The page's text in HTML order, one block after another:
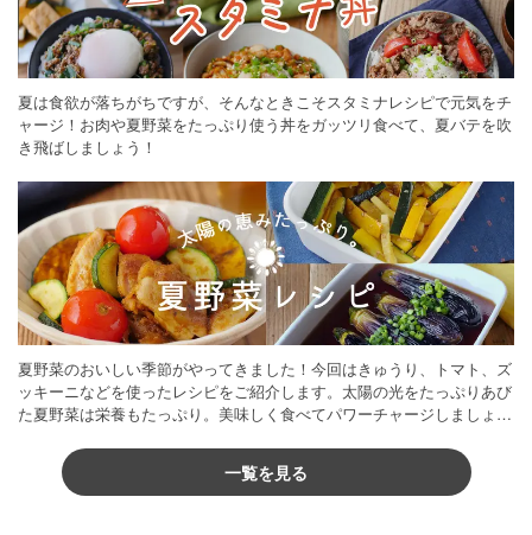
夏は食欲が落ちがちですが、そんなときこそスタミナレシピで元気をチ
ャージ！お肉や夏野菜をたっぷり使う丼をガッツリ食べて、夏バテを吹
き飛ばしましょう！
夏野菜のおいしい季節がやってきました！今回はきゅうり、トマト、ズ
ッキーニなどを使ったレシピをご紹介します。太陽の光をたっぷりあび
た夏野菜は栄養もたっぷり。美味しく食べてパワーチャージしましょう
一覧を見る